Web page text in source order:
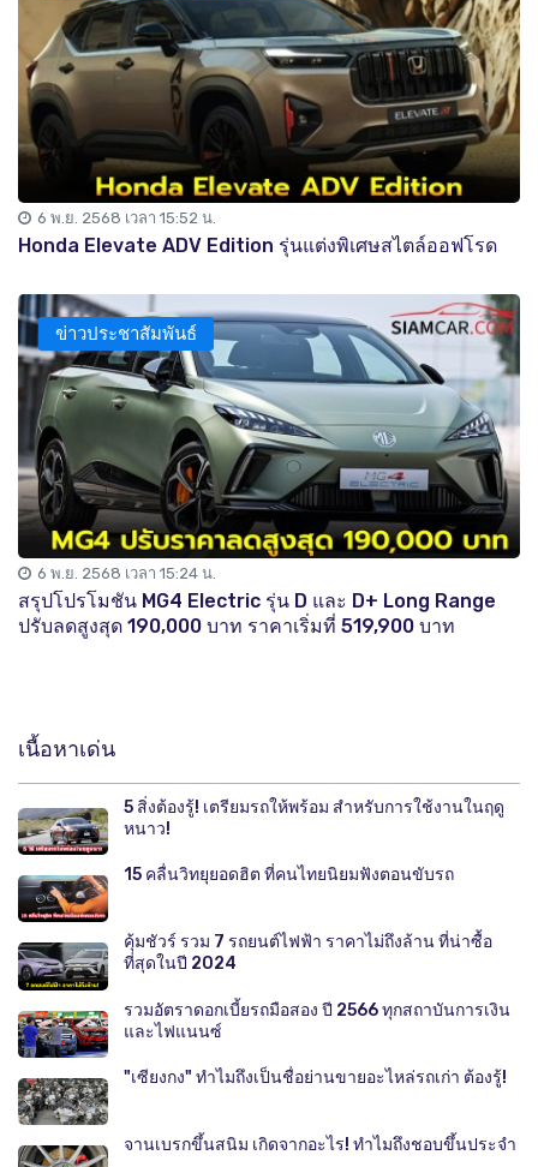
6 พ.ย. 2568 เวลา 15:52 น.
Honda Elevate ADV Edition รุ่นแต่งพิเศษสไตล์ออฟโรด
ข่าวประชาสัมพันธ์
6 พ.ย. 2568 เวลา 15:24 น.
สรุปโปรโมชัน MG4 Electric รุ่น D และ D+ Long Range
ปรับลดสูงสุด 190,000 บาท ราคาเริ่มที่ 519,900 บาท
เนื้อหาเด่น
5 สิ่งต้องรู้! เตรียมรถให้พร้อม สำหรับการใช้งานในฤดู
หนาว!
15 คลื่นวิทยุยอดฮิต ที่คนไทยนิยมฟังตอนขับรถ
คุ้มชัวร์ รวม 7 รถยนต์ไฟฟ้า ราคาไม่ถึงล้าน ที่น่าซื้อ
ที่สุดในปี 2024
รวมอัตราดอกเบี้ยรถมือสอง ปี 2566 ทุกสถาบันการเงิน
และไฟแนนซ์
"เซียงกง" ทำไมถึงเป็นชื่อย่านขายอะไหล่รถเก่า ต้องรู้!
จานเบรกขึ้นสนิม เกิดจากอะไร! ทำไมถึงชอบขึ้นประจำ